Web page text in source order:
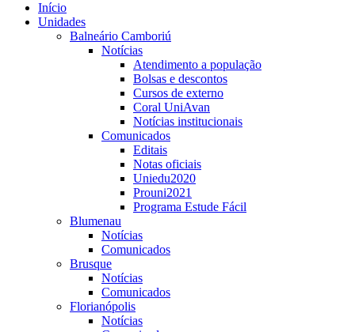
Início
Unidades
Balneário Camboriú
Notícias
Atendimento a população
Bolsas e descontos
Cursos de externo
Coral UniAvan
Notícias institucionais
Comunicados
Editais
Notas oficiais
Uniedu2020
Prouni2021
Programa Estude Fácil
Blumenau
Notícias
Comunicados
Brusque
Notícias
Comunicados
Florianópolis
Notícias